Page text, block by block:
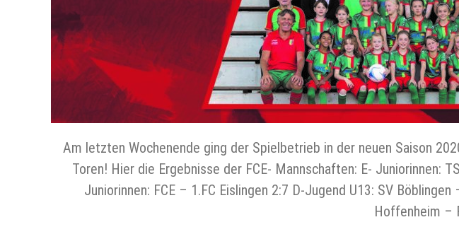
Am letzten Wochenende ging der Spielbetrieb in der neuen Saison
Toren! Hier die Ergebnisse der FCE- Mannschaften: E- Juniorinnen:
Juniorinnen: FCE – 1.FC Eislingen 2:7 D-Jugend U13: SV
Hoffenheim –